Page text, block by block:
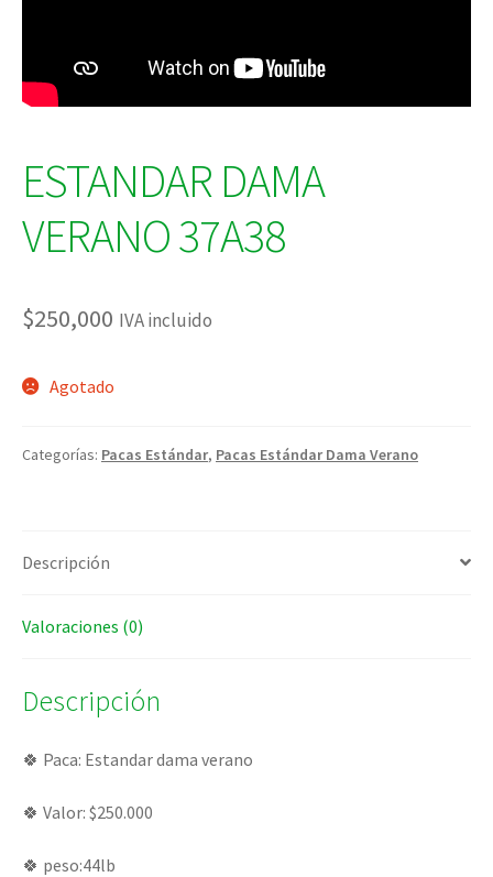
ESTANDAR DAMA
VERANO 37A38
$250,000 IVA incluido
Agotado
Categorías: Pacas Estándar, Pacas Estándar Dama Verano
Descripción
Valoraciones (0)
Descripción
🍀 Paca: Estandar dama verano
🍀 Valor: $250.000
🍀 peso:44lb